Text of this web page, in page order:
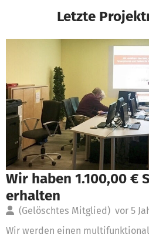
Letzte
Wir haben 1.100,00 €
erhalten
(Gelöschtes Mitglied) vor 5
Wir werden einen